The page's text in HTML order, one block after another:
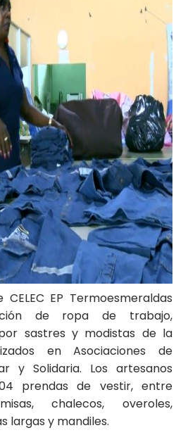
CELEC EP Termoesmeraldas
de ropa de trabajo,
sastres y modistas de la
en Asociaciones de
y Solidaria. Los artesanos
prendas de vestir, entre
chalecos, overoles,
largas y mandiles.